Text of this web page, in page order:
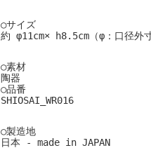
○サイズ
約 φ11cm× h8.5cm（φ：口径外
○素材
陶器
○品番
SHIOSAI_WR016
○製造地
日本 - made in JAPAN